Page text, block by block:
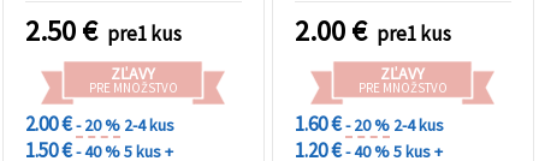
pre živicové umenie,
výrobu šperkov a
kľúčeniek, 34 × 21 × 8 mm
2.50€ pre1 kus
ZĽAVY
PRE MNOŽSTVO
2.00 €- 20 % 2-4 kus
1.50 €- 40 %5 kus +
2.00€ pre1 kus
ZĽAVY
PRE MNOŽSTVO
1.60 €- 20 % 2-4 kus
1.20 €- 40 %5 kus +